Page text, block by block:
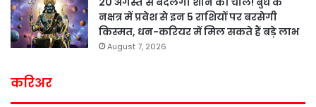
नक्षत्र में प्रवेश से इन 5 राशियों पर बरसेगी
किस्मत, धन-करियर में मिल सकते हैं बड़े लाभ
August 7, 2026
करिअर